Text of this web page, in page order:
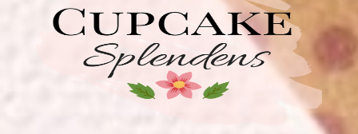
BEAUTY